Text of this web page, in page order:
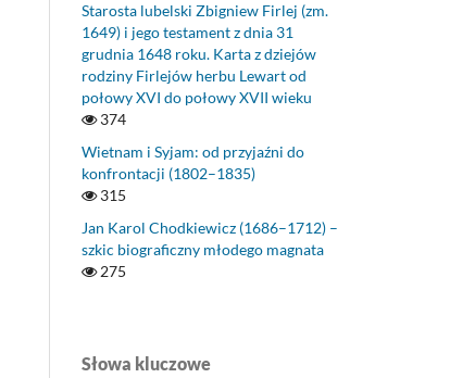
Starosta lubelski Zbigniew Firlej (zm.
1649) i jego testament z dnia 31
grudnia 1648 roku. Karta z dziejów
rodziny Firlejów herbu Lewart od
połowy XVI do połowy XVII wieku
374
Wietnam i Syjam: od przyjaźni do
konfrontacji (1802–1835)
315
Jan Karol Chodkiewicz (1686–1712) –
szkic biograficzny młodego magnata
275
Słowa kluczowe